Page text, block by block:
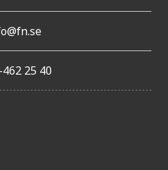
25 40